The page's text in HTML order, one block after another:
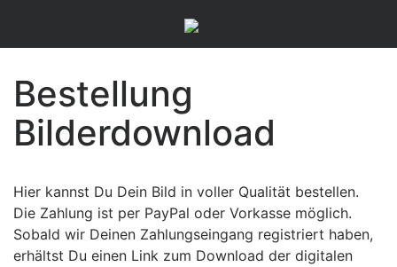
Bestellung
Bilderdownload
Hier kannst Du Dein Bild in voller Qualität bestellen.
Die Zahlung ist per PayPal oder Vorkasse möglich.
Sobald wir Deinen Zahlungseingang registriert haben,
erhältst Du einen Link zum Download der digitalen